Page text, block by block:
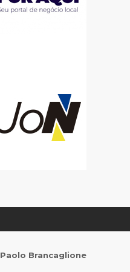
Paolo Brancaglione